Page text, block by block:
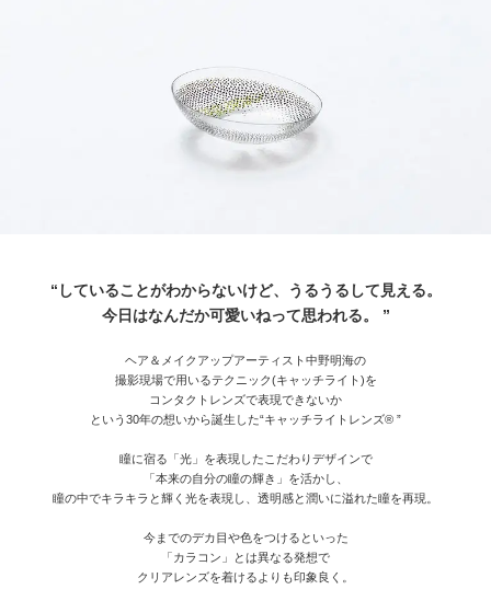
“していることがわからないけど、うるうるして見える。
今日はなんだか可愛いねって思われる。 ”
ヘア＆メイクアップアーティスト中野明海の
撮影現場で用いるテクニック(キャッチライト)を
コンタクトレンズで表現できないか
という30年の想いから誕生した“キャッチライトレンズ® ”
瞳に宿る「光」を表現したこだわりデザインで
「本来の自分の瞳の輝き」を活かし、
瞳の中でキラキラと輝く光を表現し、透明感と潤いに溢れた瞳を再現。
今までのデカ目や色をつけるといった
「カラコン」とは異なる発想で
クリアレンズを着けるよりも印象良く。